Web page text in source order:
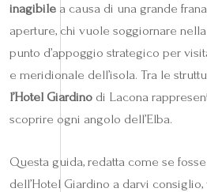
inagibile a causa di una grande
aperture, chi vuole soggiornare
punto d’appoggio strategico per
e meridionale dell’isola. Tra le
l’Hotel Giardino di Lacona
scoprire ogni angolo dell’Elba.
Questa guida, redatta come se
dell’Hotel Giardino a darvi